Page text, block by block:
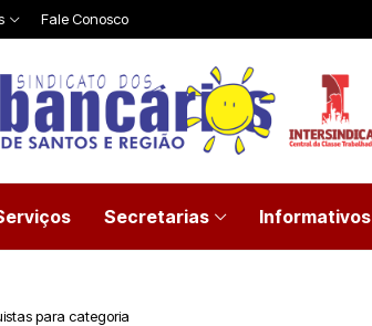
Fale Conosco
Secretarias Informativos
para categoria